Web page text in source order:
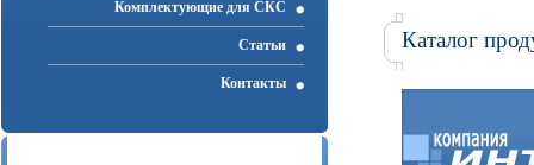
Комплектующие для СКС
Статьи
Контакты
Каталог